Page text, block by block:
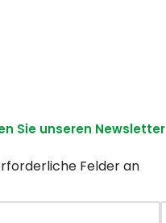
Sie unseren Newsletter
Felder an